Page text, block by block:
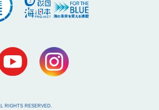
RIGHTS RESERVED.